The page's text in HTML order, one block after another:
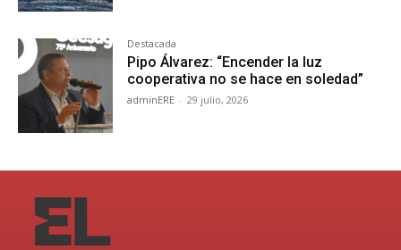
Destacada
Pipo Álvarez: “Encender la luz
cooperativa no se hace en soledad”
adminERE - 29 julio, 2026